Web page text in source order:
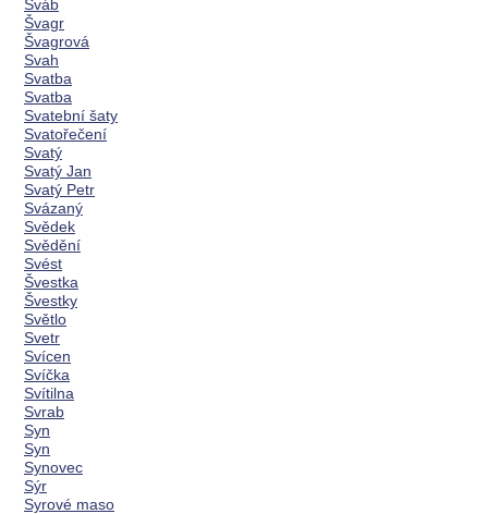
Šváb
Švagr
Švagrová
Svah
Svatba
Svatba
Svatební šaty
Svatořečení
Svatý
Svatý Jan
Svatý Petr
Svázaný
Svědek
Svědění
Svést
Švestka
Švestky
Světlo
Svetr
Svícen
Svíčka
Svítilna
Svrab
Syn
Syn
Synovec
Sýr
Syrové maso